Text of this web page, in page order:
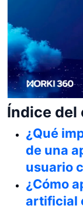
Índice del
¿Qué
de una
usuario
¿Cómo
artificial